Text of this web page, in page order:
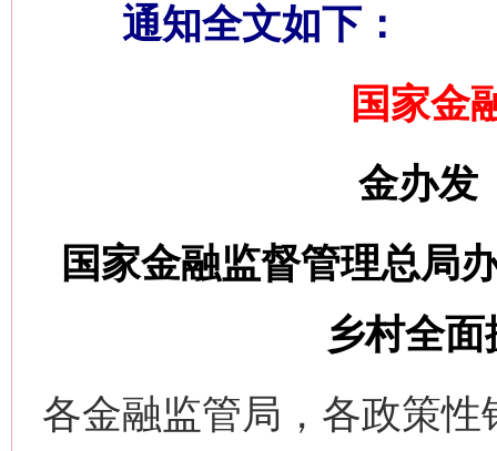
通知全文如下：
国家金
金办发
国家金融监督管理总局
乡村全
各金融监管局，各政策